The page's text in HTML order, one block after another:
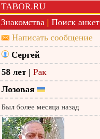
TABOR.RU
Знакомства | Поиск анкет
Написать сообщение
Сергей
58 лет | Рак
Лозовая
Был более месяца назад